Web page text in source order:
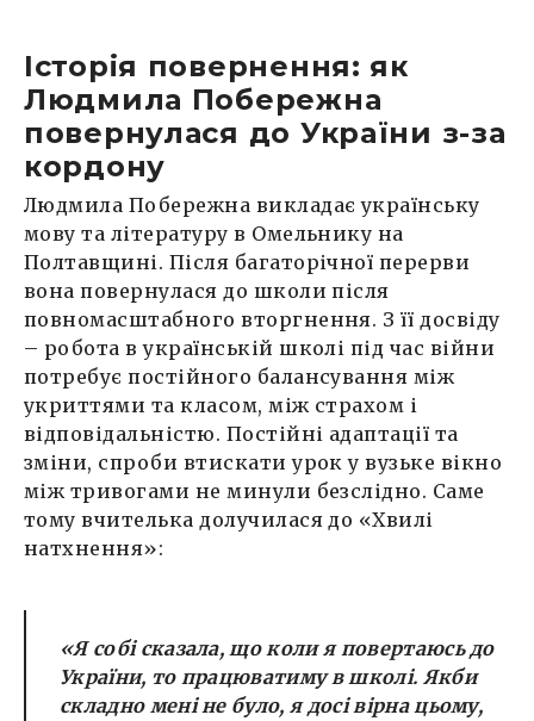
Історія повернення: як
Людмила Побережна
повернулася до України з-за
кордону
Людмила Побережна викладає українську
мову та літературу в Омельнику на
Полтавщині. Після багаторічної перерви
вона повернулася до школи після
повномасштабного вторгнення. З її досвіду
– робота в українській школі під час війни
потребує постійного балансування між
укриттями та класом, між страхом і
відповідальністю. Постійні адаптації та
зміни, спроби втискати урок у вузьке вікно
між тривогами не минули безслідно. Саме
тому вчителька долучилася до «Хвилі
натхнення»:
«Я собі сказала, що коли я повертаюсь до
України, то працюватиму в школі. Якби
складно мені не було, я досі вірна цьому,